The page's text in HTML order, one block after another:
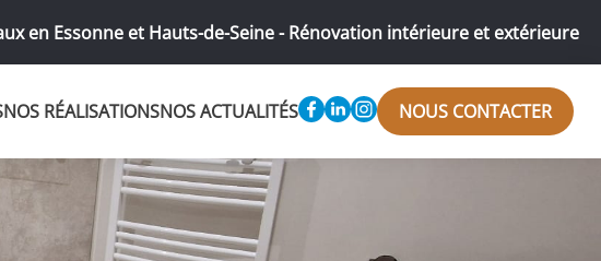
en Essonne et Hauts-de-Seine - Rénovation intérieure et extérieure
NOS RÉALISATIONSNOS ACTUALITÉS NOUS CONTACTER